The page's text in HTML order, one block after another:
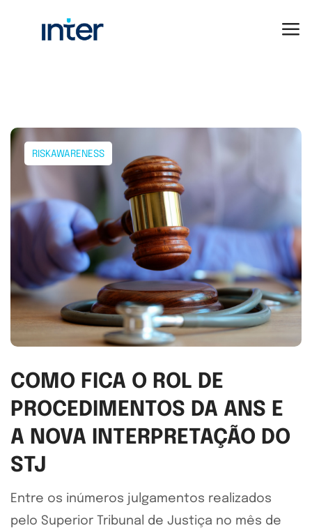
RISKAWARENESS
COMO FICA O ROL DE
PROCEDIMENTOS DA ANS E
A NOVA INTERPRETAÇÃO DO
STJ
Entre os inúmeros julgamentos realizados
pelo Superior Tribunal de Justiça no mês de